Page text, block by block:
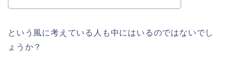
という風に考えている人も中にはいるのではないでし
ょうか？